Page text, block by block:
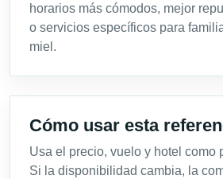
horarios más cómodos, mejor
o servicios específicos para
miel.
Cómo usar esta
Usa el precio, vuelo y hotel como
Si la disponibilidad cambia, la